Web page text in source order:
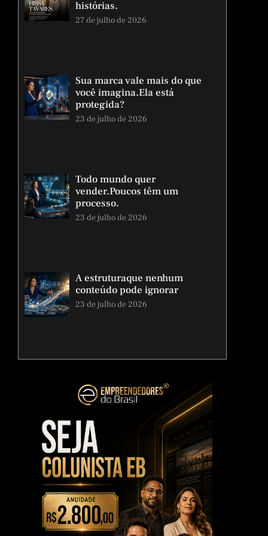
histórias.
27 de julho de 2026
Sua marca vale mais do que
você imagina.Ela está
protegida?
23 de julho de 2026
Todo mundo quer
vender.Poucos têm um
processo.
23 de julho de 2026
A estruturaque nenhum
conteúdo pode ignorar
23 de julho de 2026